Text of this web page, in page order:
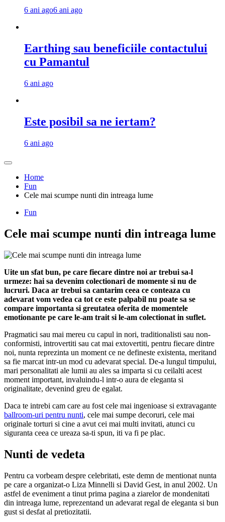
6 ani ago6 ani ago
Earthing sau beneficiile contactului
cu Pamantul
6 ani ago
Este posibil sa ne iertam?
6 ani ago
Home
Fun
Cele mai scumpe nunti din intreaga lume
Fun
Cele mai scumpe nunti din intreaga lume
Uite un sfat bun, pe care fiecare dintre noi ar trebui sa-l
urmeze: hai sa devenim colectionari de momente si nu de
lucruri. Daca ar trebui sa cantarim ceea ce conteaza cu
adevarat vom vedea ca tot ce este palpabil nu poate sa se
compare importanta si greutatea oferita de momentele
emotionante pe care le-am trait si le-am colectionat in suflet.
Pragmatici sau mai mereu cu capul in nori, traditionalisti sau non-
conformisti, introvertiti sau cat mai extovertiti, pentru fiecare dintre
noi, nunta reprezinta un moment ce ne defineste existenta, meritand
sa fie marcat intr-un mod cu adevarat special. De-a lungul timpului,
mari personalitati ale lumii au ales sa imparta si cu ceilalti acest
moment important, invaluindu-l intr-o aura de eleganta si
originalitate, devenind greu de egalat.
Daca te intrebi cam care au fost cele mai ingenioase si extravagante
ballroom-uri pentru nunti, cele mai sumpe decoruri, cele mai
originale torturi si cine a avut cei mai multi invitati, atunci cu
siguranta ceea ce ureaza sa-ti spun, iti va fi pe plac.
Nunti de vedeta
Pentru ca vorbeam despre celebritati, este demn de mentionat nunta
pe care a organizat-o Liza Minnelli si David Gest, in anul 2002. Un
astfel de eveniment a tinut prima pagina a ziarelor de mondenitati
din intreaga lume, reprezentand un adevarat regal de eleganta si bun
gust si desfat al pretiozitatii.